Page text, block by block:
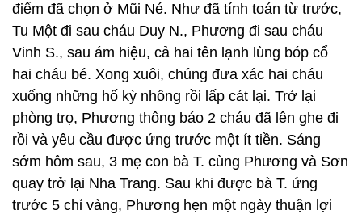
điểm đã chọn ở Mũi Né. Như đã tính toán từ trước,
Tu Một đi sau cháu Duy N., Phương đi sau cháu
Vinh S., sau ám hiệu, cả hai tên lạnh lùng bóp cổ
hai cháu bé. Xong xuôi, chúng đưa xác hai cháu
xuống những hố kỳ nhông rồi lấp cát lại. Trở lại
phòng trọ, Phương thông báo 2 cháu đã lên ghe đi
rồi và yêu cầu được ứng trước một ít tiền. Sáng
sớm hôm sau, 3 mẹ con bà T. cùng Phương và Sơn
quay trở lại Nha Trang. Sau khi được bà T. ứng
trước 5 chỉ vàng, Phương hẹn một ngày thuận lợi